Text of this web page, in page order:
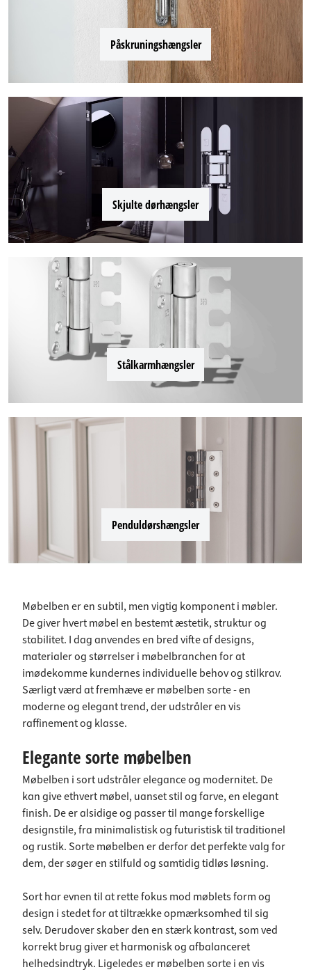
Påskruningshængsler
Skjulte dørhængsler
Stålkarmhængsler
Penduldørshængsler
Møbelben er en subtil, men vigtig komponent i møbler.
De giver hvert møbel en bestemt æstetik, struktur og
stabilitet. I dag anvendes en bred vifte af designs,
materialer og størrelser i møbelbranchen for at
imødekomme kundernes individuelle behov og stilkrav.
Særligt værd at fremhæve er møbelben sorte - en
moderne og elegant trend, der udstråler en vis
raffinement og klasse.
Elegante sorte møbelben
Møbelben i sort udstråler elegance og modernitet. De
kan give ethvert møbel, uanset stil og farve, en elegant
finish. De er alsidige og passer til mange forskellige
designstile, fra minimalistisk og futuristisk til traditionel
og rustik. Sorte møbelben er derfor det perfekte valg for
dem, der søger en stilfuld og samtidig tidløs løsning.
Sort har evnen til at rette fokus mod møblets form og
design i stedet for at tiltrække opmærksomhed til sig
selv. Derudover skaber den en stærk kontrast, som ved
korrekt brug giver et harmonisk og afbalanceret
helhedsindtryk. Ligeledes er møbelben sorte i en vis